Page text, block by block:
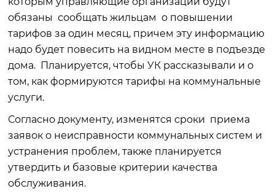
обязаны сообщать жильцам о повышении
тарифов за один месяц, причем эту информацию
надо будет повесить на видном месте в подъезде
дома. Планируется, чтобы УК рассказывали и о
том, как формируются тарифы на коммунальные
услуги.
Согласно документу, изменятся сроки приема
заявок о неисправности коммунальных систем и
устранения проблем, также планируется
утвердить и базовые критерии качества
обслуживания.